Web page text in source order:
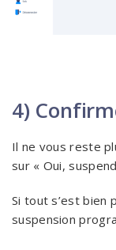
4)
Il ne vous reste
sur « Oui,
Si tout s’est bien
suspension